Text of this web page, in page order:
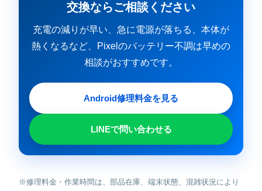
交換ならご相談ください
充電の減りが早い、急に電源が落ちる、本体が
熱くなるなど、Pixelのバッテリー不調は早めの
相談がおすすめです。
Android修理料金を見る
LINEで問い合わせる
※修理料金・作業時間は、部品在庫、端末状態、混雑状況により